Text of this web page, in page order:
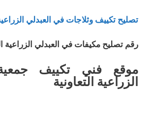
تصليح تكييف وثلاجات في العبدلي الزراعية
رقم تصليح مكيفات في العبدلي الزراعية
موقع فني تكييف
الزراعية التعاونية